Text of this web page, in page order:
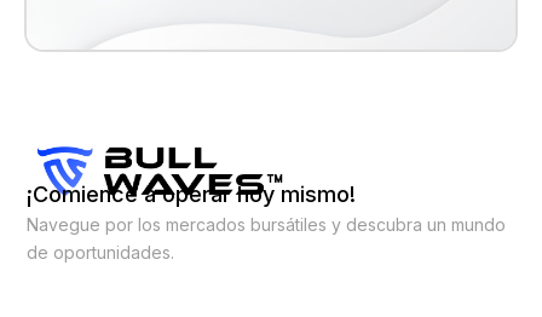
¡Comience a operar hoy mismo!
Navegue por los mercados bursátiles y descubra un mundo
de oportunidades.